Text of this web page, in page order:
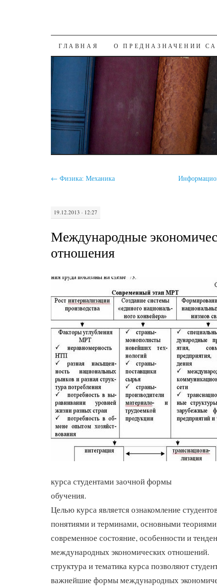
SKIP
CONTENT
ГЛАВНАЯ О ПРЕДНАЗНАЧЕНИИ
← Физика: Механика
19.12.2013 · 12:27
Международные
отношения
курса студентами заочной формы
обучения.
Целью курса является ознакомление
понятиями и терминами, основными
современное состояние, особенности и
международных экономических отношений.
структура и тематика курса позволяют
важнейшие формы международных